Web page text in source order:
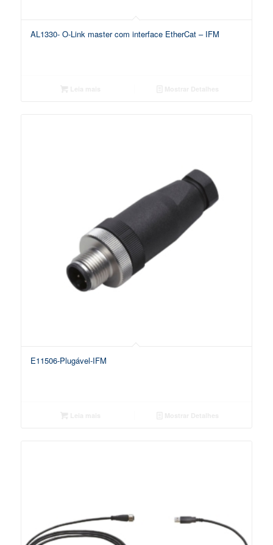
AL1330- O-Link master com interface EtherCat – IFM
E11506-Plugável-IFM